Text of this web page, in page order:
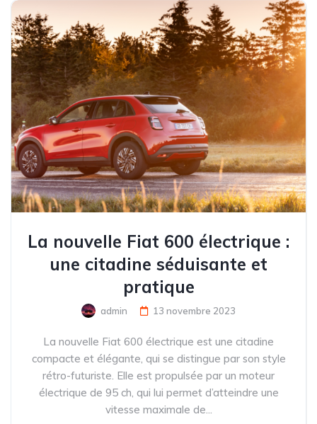
La nouvelle Fiat 600 électrique :
une citadine séduisante et
pratique
admin 13 novembre 2023
La nouvelle Fiat 600 électrique est une citadine
compacte et élégante, qui se distingue par son style
rétro-futuriste. Elle est propulsée par un moteur
électrique de 95 ch, qui lui permet d’atteindre une
vitesse maximale de...